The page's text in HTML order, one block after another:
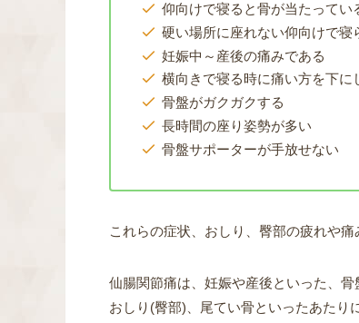
仰向けで寝ると骨が当たってい
硬い場所に座れない仰向けで寝
妊娠中～産後の痛みである
横向きで寝る時に痛い方を下に
骨盤がガクガクする
長時間の座り姿勢が多い
骨盤サポーターが手放せない
これらの症状、おしり、臀部の疲れや痛
仙腸関節痛は、妊娠や産後といった、
おしり(臀部)、尾てい骨といったあたり